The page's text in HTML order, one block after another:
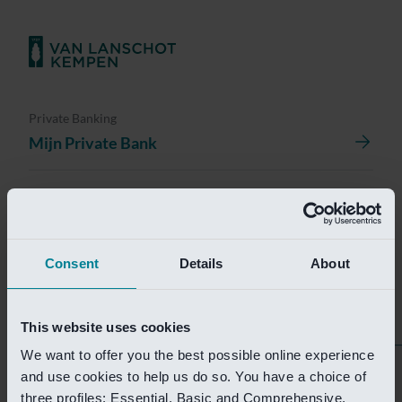
Consent Details About
This website uses cookies
We want to offer you the best possible online experience
and use cookies to help us do so. You have a choice of
three profiles: Essential, Basic and Comprehensive.
Private Banking
Mijn Private Bank
Investment Banking
Van Lanschot Kempen Research
Helaas is deze pagina